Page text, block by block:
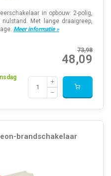
in opbouw: 2-polig,
Met lange draaigreep,
Meer informatie »
73,98
48,09
brandschakelaar